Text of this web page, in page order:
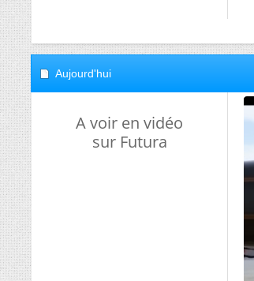
Aujourd'hui
A voir en vidéo
sur Futura